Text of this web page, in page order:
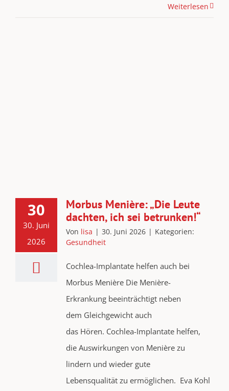
Weiterlesen
30
30. Juni
2026
Morbus Menière: „Die Leute
dachten, ich sei betrunken!“
Von lisa | 30. Juni 2026 | Kategorien:
Gesundheit
Cochlea-Implantate helfen auch bei
Morbus Menière Die Menière-
Erkrankung beeinträchtigt neben
dem Gleichgewicht auch
das Hören. Cochlea-Implantate helfen,
die Auswirkungen von Menière zu
lindern und wieder gute
Lebensqualität zu ermöglichen. Eva Kohl